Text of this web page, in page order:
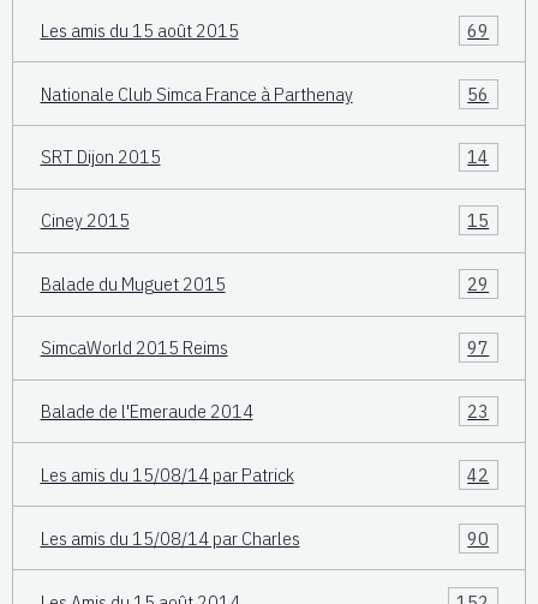
Les amis du 15 août 2015 69
Nationale Club Simca France à Parthenay 56
SRT Dijon 2015 14
Ciney 2015 15
Balade du Muguet 2015 29
SimcaWorld 2015 Reims 97
Balade de l'Emeraude 2014 23
Les amis du 15/08/14 par Patrick 42
Les amis du 15/08/14 par Charles 90